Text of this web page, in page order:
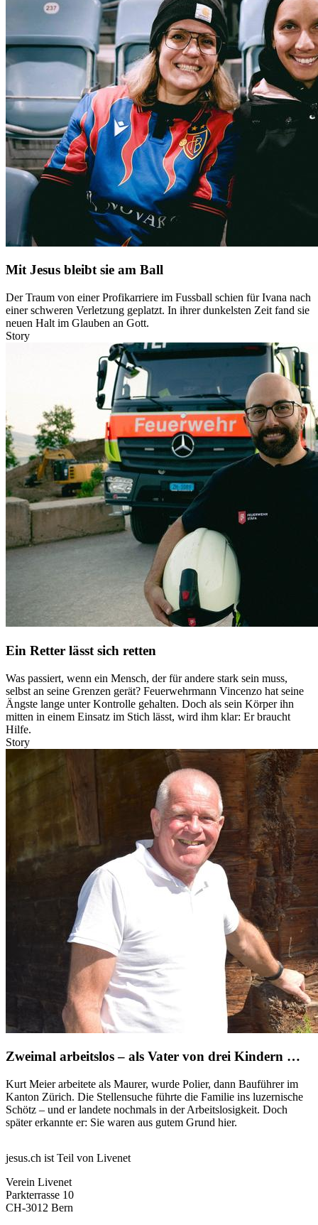
Mit Jesus bleibt sie am Ball
Der Traum von einer Profikarriere im Fussball schien für Ivana nach
einer schweren Verletzung geplatzt. In ihrer dunkelsten Zeit fand sie
neuen Halt im Glauben an Gott.
Story
Ein Retter lässt sich retten
Was passiert, wenn ein Mensch, der für andere stark sein muss,
selbst an seine Grenzen gerät? Feuerwehrmann Vincenzo hat seine
Ängste lange unter Kontrolle gehalten. Doch als sein Körper ihn
mitten in einem Einsatz im Stich lässt, wird ihm klar: Er braucht
Hilfe.
Story
Zweimal arbeitslos – als Vater von drei Kindern …
Kurt Meier arbeitete als Maurer, wurde Polier, dann Bauführer im
Kanton Zürich. Die Stellensuche führte die Familie ins luzernische
Schötz – und er landete nochmals in der Arbeitslosigkeit. Doch
später erkannte er: Sie waren aus gutem Grund hier.
jesus.ch ist Teil von Livenet
Verein Livenet
Parkterrasse 10
CH-3012 Bern